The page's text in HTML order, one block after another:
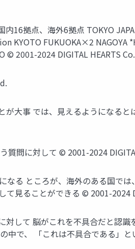
16拠点、海外6拠点 TOKYO
KYOTO FUKUOKA×2
© 2001-2024 DIGITAL HEARTS
大事 では、見えるようになる
質問に対して © 2001-2024
る ところが、海外のある国で
見ることができる © 2001-2024
して 脳がこれを不具合だと認
中で、 「これは不具合である」